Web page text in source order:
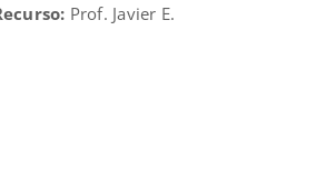
Prof. Javier E.